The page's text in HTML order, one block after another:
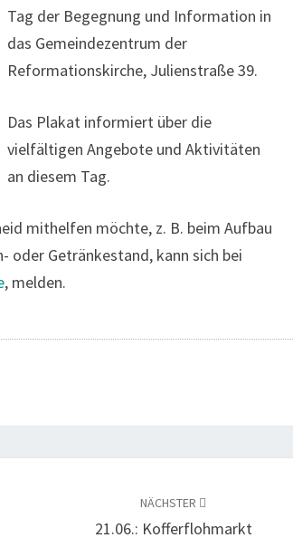
Tag der Begegnung und Information in
das Gemeindezentrum der
Reformationskirche, Julienstraße 39.
Das Plakat informiert über die
vielfältigen Angebote und Aktivitäten
an diesem Tag.
mithelfen möchte, z. B. beim Aufbau
oder Getränkestand, kann sich bei
, melden.
NÄCHSTER
21.06.: Kofferflohmarkt